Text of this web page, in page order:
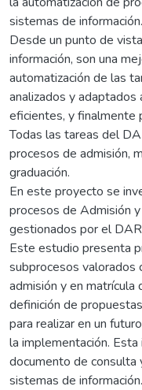
sistemas de información.
Desde un punto de
información, son una
automatización de las
analizados y
eficientes, y finalmente
Todas las tareas del
procesos de admisión,
graduación.
En este proyecto se
procesos de Admisión
gestionados por el
Este estudio presenta
subprocesos valorados
admisión y en matrícula
definición de
para realizar en un
la implementación.
documento de
sistemas de información.